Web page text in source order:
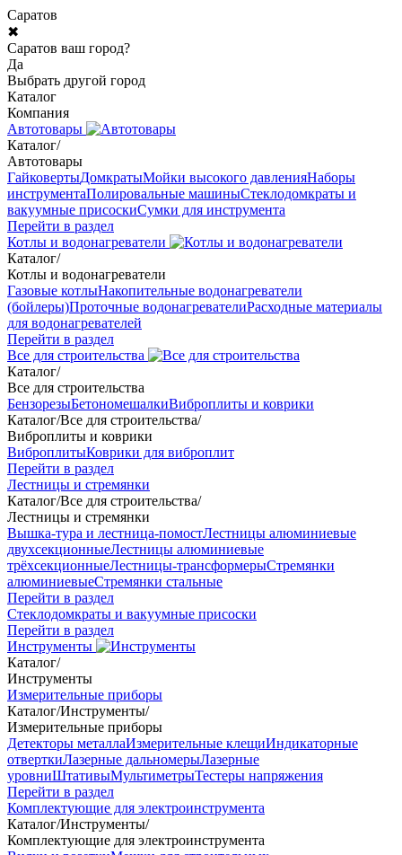
Саратов
✖
Саратов ваш город?
Да
Выбрать другой город
Каталог
Компания
Автотовары
Каталог/
Автотовары
ГайковертыДомкратыМойки высокого давленияНаборы
инструментаПолировальные машиныСтеклодомкраты и
вакуумные присоскиСумки для инструмента
Перейти в раздел
Котлы и водонагреватели
Каталог/
Котлы и водонагреватели
Газовые котлыНакопительные водонагреватели
(бойлеры)Проточные водонагревателиРасходные материалы
для водонагревателей
Перейти в раздел
Все для строительства
Каталог/
Все для строительства
БензорезыБетономешалкиВиброплиты и коврики
Каталог/Все для строительства/
Виброплиты и коврики
ВиброплитыКоврики для виброплит
Перейти в раздел
Лестницы и стремянки
Каталог/Все для строительства/
Лестницы и стремянки
Вышка-тура и лестница-помостЛестницы алюминиевые
двухсекционныеЛестницы алюминиевые
трёхсекционныеЛестницы-трансформерыСтремянки
алюминиевыеСтремянки стальные
Перейти в раздел
Стеклодомкраты и вакуумные присоски
Перейти в раздел
Инструменты
Каталог/
Инструменты
Измерительные приборы
Каталог/Инструменты/
Измерительные приборы
Детекторы металлаИзмерительные клещиИндикаторные
отверткиЛазерные дальномерыЛазерные
уровниШтативыМультиметрыТестеры напряжения
Перейти в раздел
Комплектующие для электроинструмента
Каталог/Инструменты/
Комплектующие для электроинструмента